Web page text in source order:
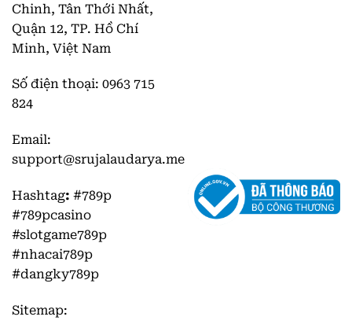
Chinh, Tân Thới Nhất,
Quận 12, TP. Hồ Chí
Minh, Việt Nam
Số điện thoại: 0963 715
824
Email:
support@srujalaudarya.me
Hashtag: #789p
#789pcasino
#slotgame789p
#nhacai789p
#dangky789p
Sitemap: